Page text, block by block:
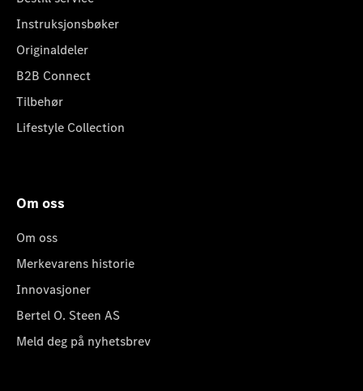
Instruksjonsbøker
Originaldeler
B2B Connect
Tilbehør
Lifestyle Collection
Om oss
Om oss
Merkevarens historie
Innovasjoner
Bertel O. Steen AS
Meld deg på nyhetsbrev